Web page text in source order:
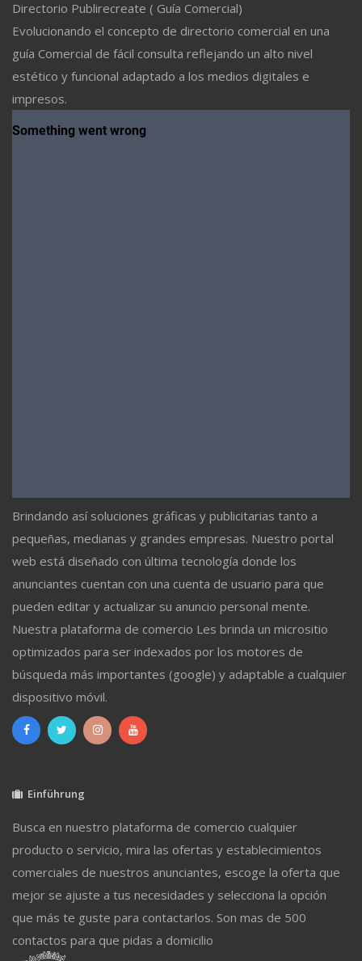
Directorio Publirecreate ( Guía Comercial)
Evolucionando el concepto de directorio comercial en una
guía Comercial de fácil consulta reflejando un alto nivel
estético y funcional adaptado a los medios digitales e
impresos.
Brindando así soluciones gráficas y publicitarias tanto a
pequeñas, medianas y grandes empresas. Nuestro portal
web está diseñado con última tecnología donde los
anunciantes cuentan con una cuenta de usuario para que
pueden editar y actualizar su anuncio personal mente.
Nuestra plataforma de comercio Les brinda un micrositio
optimizados para ser indexados por los motores de
búsqueda más importantes (google) y adaptable a cualquier
dispositivo móvil.
Einführung
Busca en nuestro plataforma de comercio cualquier
producto o servicio, mira las ofertas y establecimientos
comerciales de nuestros anunciantes, escoge la oferta que
mejor se ajuste a tus necesidades y selecciona la opción
que más te guste para contactarlos. Son mas de 500
contactos para que pidas a domicilio